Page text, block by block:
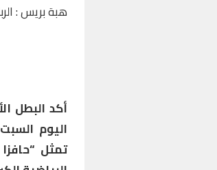
هبة بريس :
اليوم
تمثل